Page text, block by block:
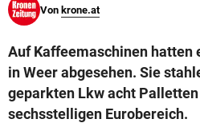
© Krone Multimedia GmbH & Co KG
Von krone.at
Auf Kaffeemaschinen hatten
in Weer abgesehen. Sie
geparkten Lkw acht
sechsstelligen Eurobereich.